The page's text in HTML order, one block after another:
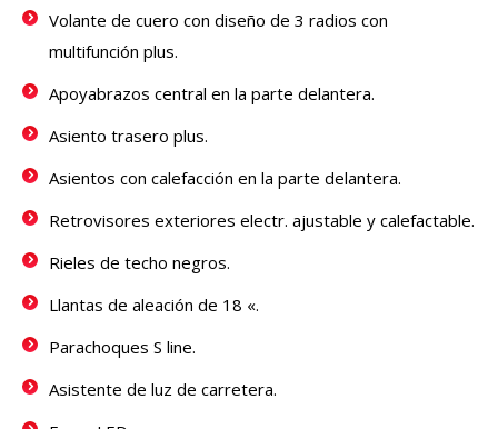
Volante de cuero con diseño de 3 radios con
multifunción plus.
Apoyabrazos central en la parte delantera.
Asiento trasero plus.
Asientos con calefacción en la parte delantera.
Retrovisores exteriores electr. ajustable y calefactable.
Rieles de techo negros.
Llantas de aleación de 18 «.
Parachoques S line.
Asistente de luz de carretera.